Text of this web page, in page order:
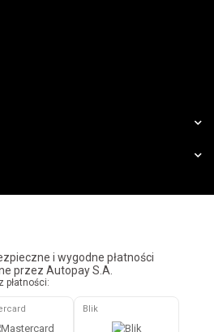
i wygodne płatności
przez Autopay S.A.
płatności:
Blik